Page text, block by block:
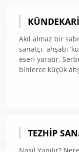
Akıl almaz bir
sanatçı, ahşabı
eseri yaratır.
binlerce küçük
TEZHIP